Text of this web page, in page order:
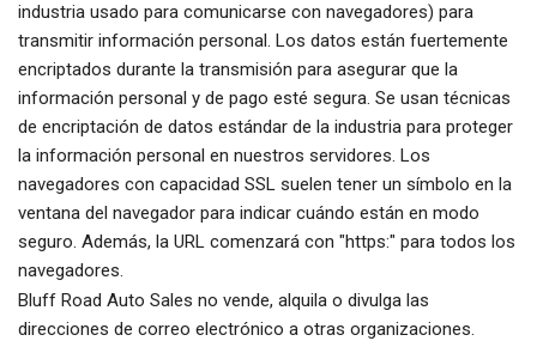
industria usado para comunicarse con navegadores) para
transmitir información personal. Los datos están fuertemente
encriptados durante la transmisión para asegurar que la
información personal y de pago esté segura. Se usan técnicas
de encriptación de datos estándar de la industria para proteger
la información personal en nuestros servidores. Los
navegadores con capacidad SSL suelen tener un símbolo en la
ventana del navegador para indicar cuándo están en modo
seguro. Además, la URL comenzará con "https:" para todos los
navegadores.
Bluff Road Auto Sales no vende, alquila o divulga las
direcciones de correo electrónico a otras organizaciones.